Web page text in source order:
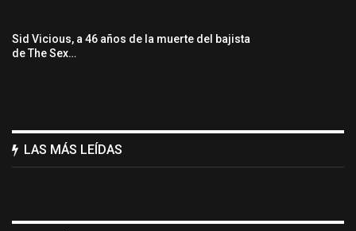
Sid Vicious, a 46 años de la muerte del bajista
de The Sex…
LAS MÁS LEÍDAS